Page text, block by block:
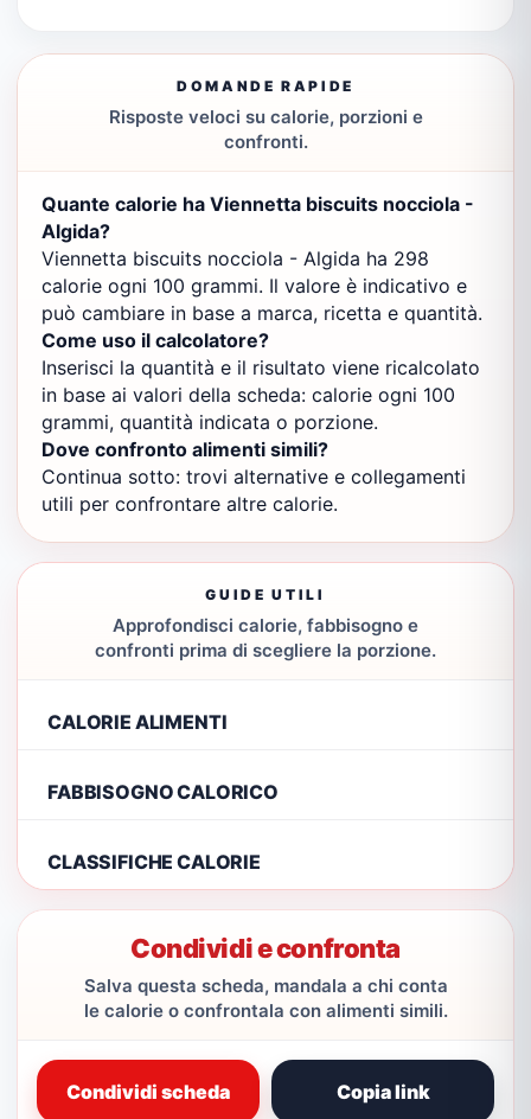
DOMANDE RAPIDE
Risposte veloci su calorie, porzioni e
confronti.
Quante calorie ha Viennetta biscuits nocciola -
Algida?
Viennetta biscuits nocciola - Algida ha 298
calorie ogni 100 grammi. Il valore è indicativo e
può cambiare in base a marca, ricetta e quantità.
Come uso il calcolatore?
Inserisci la quantità e il risultato viene ricalcolato
in base ai valori della scheda: calorie ogni 100
grammi, quantità indicata o porzione.
Dove confronto alimenti simili?
Continua sotto: trovi alternative e collegamenti
utili per confrontare altre calorie.
GUIDE UTILI
Approfondisci calorie, fabbisogno e
confronti prima di scegliere la porzione.
CALORIE ALIMENTI
FABBISOGNO CALORICO
CLASSIFICHE CALORIE
Condividi e confronta
Salva questa scheda, mandala a chi conta
le calorie o confrontala con alimenti simili.
Condividi scheda Copia link